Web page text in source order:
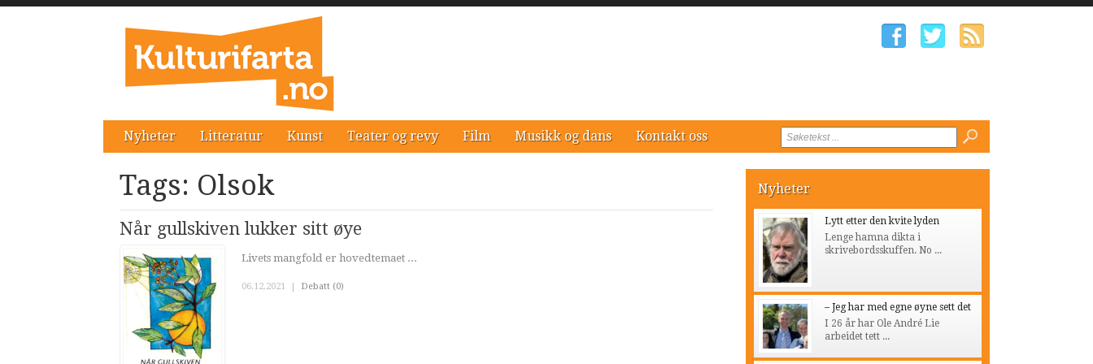
Nyheter Litteratur Kunst Teater og revy Film Musikk og dans Kontakt oss
Tags: Olsok
Når gullskiven lukker sitt øye
Livets mangfold er hovedtemaet ...
06.12.2021 | Debatt (0)
Nyheter
Lytt etter den kvite lyden
Lenge hamna dikta i
skrivebordsskuffen. No ...
– Jeg har med egne øyne sett det
I 26 år har Ole André Lie
arbeidet tett ...